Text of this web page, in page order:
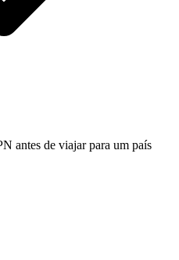
antes de viajar para um país